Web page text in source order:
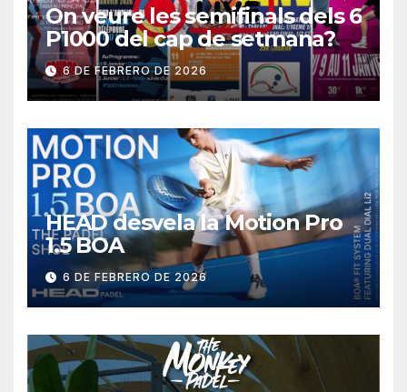
On veure les semifinals dels 6
P1000 del cap de setmana?
6 DE FEBRERO DE 2026
HEAD desvela la Motion Pro
1.5 BOA
6 DE FEBRERO DE 2026